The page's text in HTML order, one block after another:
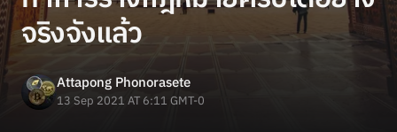
จริงจังแล้ว
Attapong Phonorasete
13 Sep 2021 AT 6:11 GMT-0